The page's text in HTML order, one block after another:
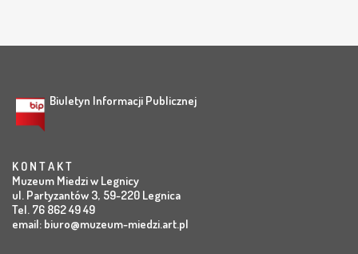
Biuletyn Informacji Publicznej
K O N T A K T
Muzeum Miedzi w Legnicy
ul. Partyzantów 3, 59-220 Legnica
Tel. 76 862 49 49
email: biuro@muzeum-miedzi.art.pl